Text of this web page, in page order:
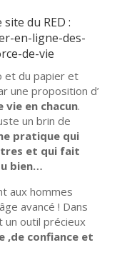
site du RED :
en-ligne-des-
de-vie
et du papier et
une proposition d’
vie en chacun.
un brin de
pratique qui
et qui fait
bien…
aux hommes
avancé ! Dans
un outil précieux
,de confiance et